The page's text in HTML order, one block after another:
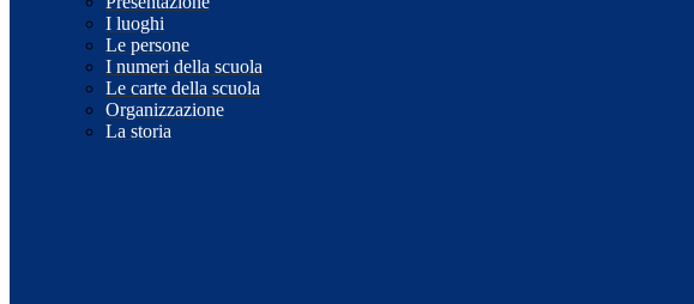
I luoghi
Le persone
I numeri della scuola
Le carte della scuola
Organizzazione
La storia